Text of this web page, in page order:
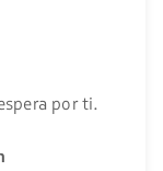
por ti.